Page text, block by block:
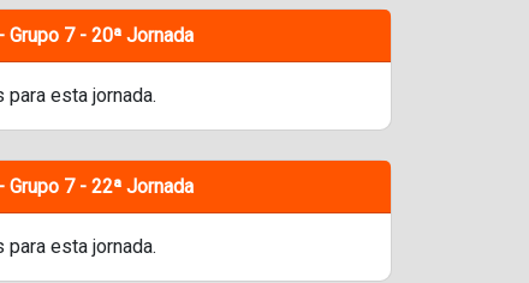
Grupo 7 - 20ª Jornada
esta jornada.
Grupo 7 - 22ª Jornada
esta jornada.